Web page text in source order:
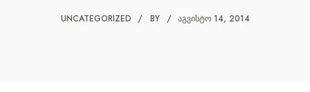
UNCATEGORIZED BY ᲐᲒᲕᲘᲡᲢᲝ 14, 2014